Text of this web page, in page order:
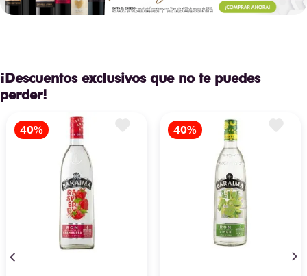
¡Descuentos exclusivos que no te puedes
perder!